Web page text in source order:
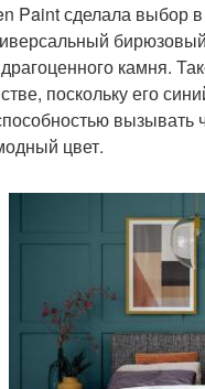
Paint сделала выбор
камня.
поскольку его
вызывать
цвет.